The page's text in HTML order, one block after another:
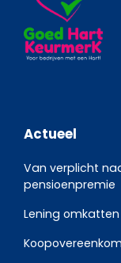
Actueel
Van verplicht
pensioenpremie
Lening